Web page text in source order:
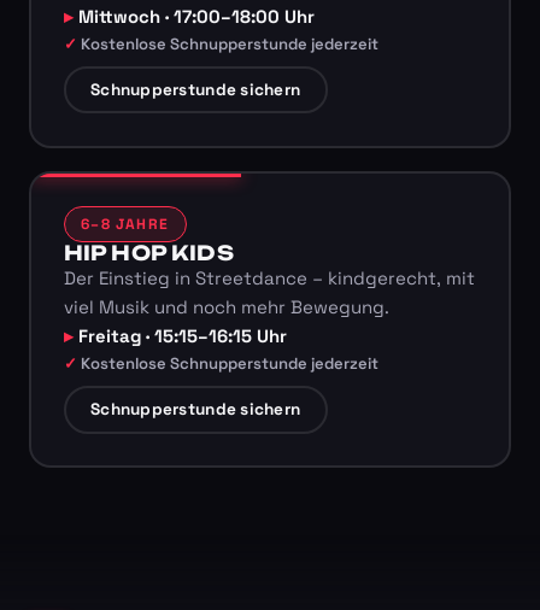
Mittwoch · 17:00–18:00 Uhr
Kostenlose Schnupperstunde jederzeit
Schnupperstunde sichern
6–8 JAHRE
HIP HOP KIDS
Der Einstieg in Streetdance – kindgerecht, mit
viel Musik und noch mehr Bewegung.
Freitag · 15:15–16:15 Uhr
Kostenlose Schnupperstunde jederzeit
Schnupperstunde sichern